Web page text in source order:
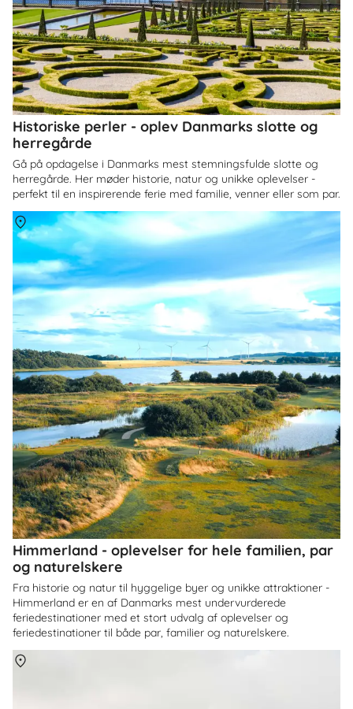
Historiske perler - oplev Danmarks slotte og
herregårde
Gå på opdagelse i Danmarks mest stemningsfulde slotte og
herregårde. Her møder historie, natur og unikke oplevelser -
perfekt til en inspirerende ferie med familie, venner eller som par.
Himmerland - oplevelser for hele familien, par
og naturelskere
Fra historie og natur til hyggelige byer og unikke attraktioner -
Himmerland er en af Danmarks mest undervurderede
feriedestinationer med et stort udvalg af oplevelser og
feriedestinationer til både par, familier og naturelskere.
Om Himmerland